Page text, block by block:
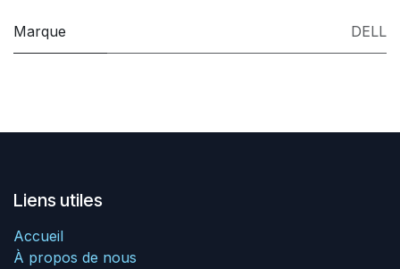
Marque DELL
Liens utiles
Accueil
À propos de nous